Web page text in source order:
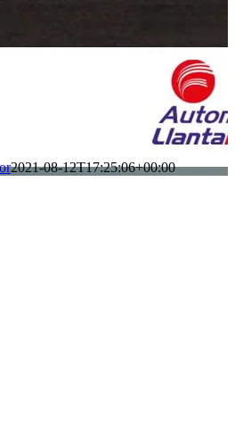
2021-08-12T17:25:06+00:00